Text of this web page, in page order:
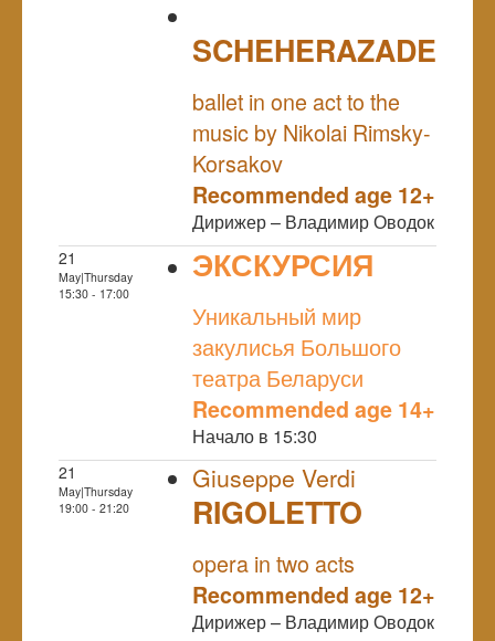
SCHEHERAZADE
ballet in one act to the
music by Nikolai Rimsky-
Korsakov
Recommended age 12+
Дирижер – Владимир Оводок
21
May|Thursday
15:30 - 17:00
ЭКСКУРСИЯ
Уникальный мир
закулисья Большого
театра Беларуси
Recommended age 14+
Начало в 15:30
21
May|Thursday
19:00 - 21:20
Giuseppe Verdi
RIGOLETTO
opera in two acts
Recommended age 12+
Дирижер – Владимир Оводок